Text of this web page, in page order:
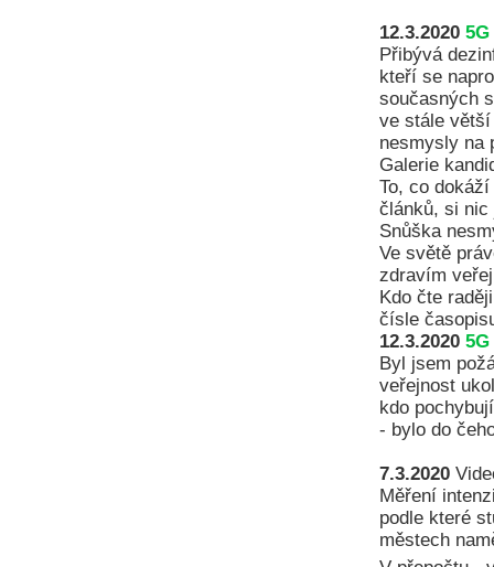
12.3.2020
Přibývá
kteří se
současných
ve stále
nesmysly na
Galerie
To, co
článků, si
Snůška
Ve světě
zdravím
Kdo čte
čísle
12.3.2020
Byl jsem
veřejnost
kdo
- bylo do
7.3.2020
Měření
podle které
městech